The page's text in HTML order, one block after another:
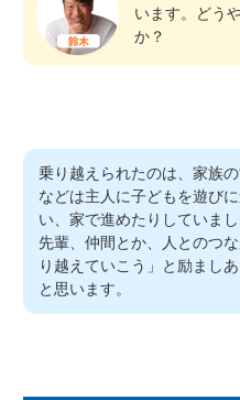
います。どう
か？
乗り越えられたのは、家族
などは主人に子どもを遊び
い、家で進めたりしていまし
先輩、仲間とか、人とのつ
り越えていこう」と励まし
と思います。